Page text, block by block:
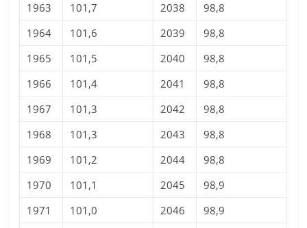
1963
101,7 2038
98,8
1964
101,6 2039
98,8
1965
101,5 2040
98,8
1966
101,4 2041
98,8
1967
101,3 2042
98,8
1968
101,3 2043
98,8
1969
101,2 2044
98,8
1970
101,1 2045
98,9
1971
101,0 2046
98,9